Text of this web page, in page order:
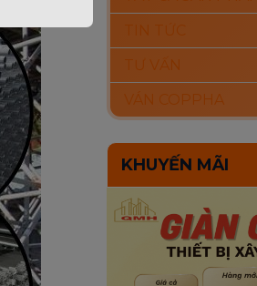
TƯ VẤN
VÁN COPPHA
KHUYẾN MÃI